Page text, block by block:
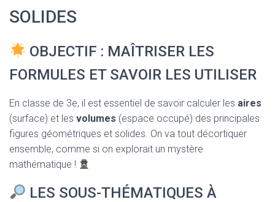
SOLIDES
OBJECTIF : MAÎTRISER LES
FORMULES ET SAVOIR LES UTILISER
En classe de 3e, il est essentiel de savoir calculer les aires
(surface) et les volumes (espace occupé) des principales
figures géométriques et solides. On va tout décortiquer
ensemble, comme si on explorait un mystère
mathématique !
LES SOUS-THÉMATIQUES À